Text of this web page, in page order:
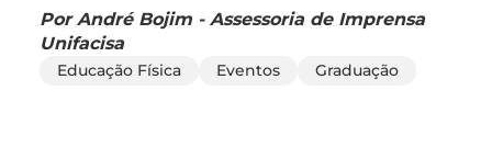
Por André Bojim - Assessoria de Imprensa
Unifacisa
Educação Física Eventos Graduação